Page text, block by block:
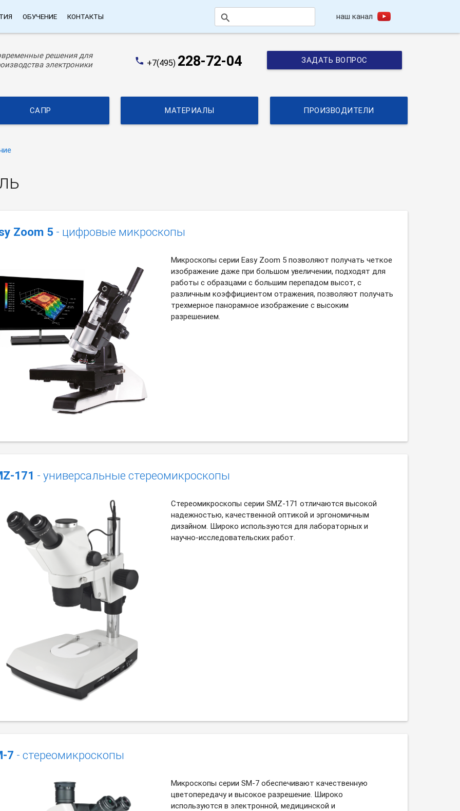
ОБУЧЕНИЕ КОНТАКТЫ search наш канал
решения для
электроники
phone +7(495) 228-72-04 ЗАДАТЬ ВОПРОС
САПР МАТЕРИАЛЫ ПРОИЗВОДИТЕЛИ
Zoom 5- цифровые микроскопы
Микроскопы серии Easy Zoom 5 позволяют получать четкое
изображение даже при большом увеличении, подходят для
работы с образцами с большим перепадом высот, с
различным коэффициентом отражения, позволяют получать
трехмерное панорамное изображение с высоким
разрешением.
171 - универсальные стереомикроскопы
Стереомикроскопы серии SMZ-171 отличаются высокой
надежностью, качественной оптикой и эргономичным
дизайном. Широко используются для лабораторных и
научно-исследовательских работ.
7 - стереомикроскопы
Микроскопы серии SM-7 обеспечивают качественную
цветопередачу и высокое разрешение. Широко
используются в электронной, медицинской и